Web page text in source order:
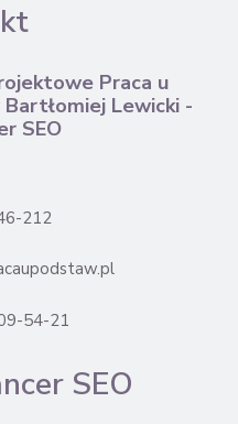
Praca u
Lewicki -
SEO
212
54-21
SEO